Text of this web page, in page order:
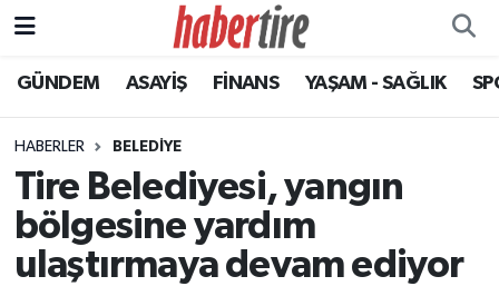
GÜNDEM ASAYİŞ FİNANS YAŞAM - SAĞLIK
HABERLER BELEDİYE
Tire Belediyesi, yangın
bölgesine yardım
ulaştırmaya devam ediyor
Tire Nöbetçi Eczaneler
Tire Hava Durumu
Tire Trafik Yoğunluk Haritası
Süper Lig Puan Durumu ve Fikstür